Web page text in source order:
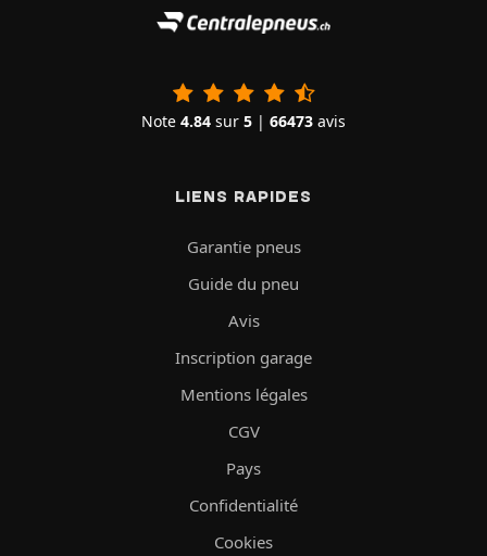
Note 4.84 sur 5 | 66473 avis
LIENS RAPIDES
Garantie pneus
Guide du pneu
Avis
Inscription garage
Mentions légales
CGV
Pays
Confidentialité
Cookies